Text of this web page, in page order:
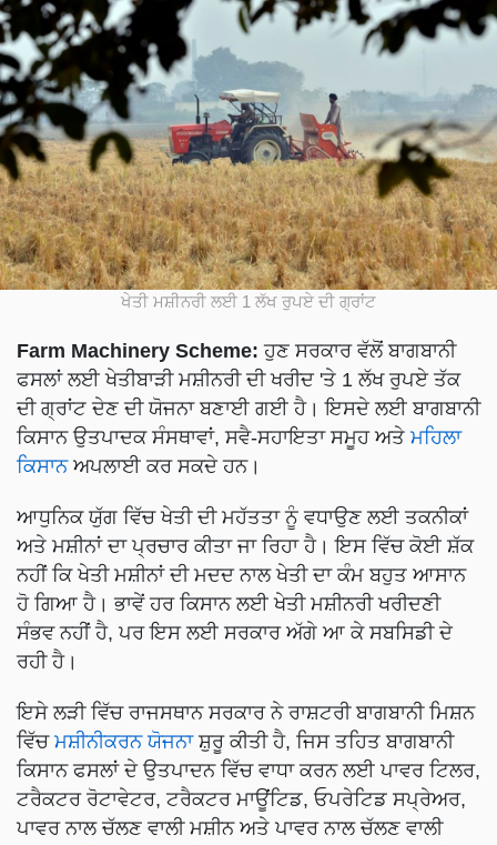
ਖੇਤੀ ਮਸ਼ੀਨਰੀ ਲਈ 1 ਲੱਖ ਰੁਪਏ ਦੀ ਗ੍ਰਾਂਟ
Farm Machinery Scheme: ਹੁਣ ਸਰਕਾਰ ਵੱਲੋਂ ਬਾਗਬਾਨੀ
ਫਸਲਾਂ ਲਈ ਖੇਤੀਬਾੜੀ ਮਸ਼ੀਨਰੀ ਦੀ ਖਰੀਦ 'ਤੇ 1 ਲੱਖ ਰੁਪਏ ਤੱਕ
ਦੀ ਗ੍ਰਾਂਟ ਦੇਣ ਦੀ ਯੋਜਨਾ ਬਣਾਈ ਗਈ ਹੈ। ਇਸਦੇ ਲਈ ਬਾਗਬਾਨੀ
ਕਿਸਾਨ ਉਤਪਾਦਕ ਸੰਸਥਾਵਾਂ, ਸਵੈ-ਸਹਾਇਤਾ ਸਮੂਹ ਅਤੇ ਮਹਿਲਾ
ਕਿਸਾਨਅਪਲਾਈ ਕਰ ਸਕਦੇ ਹਨ।
ਆਧੁਨਿਕ ਯੁੱਗ ਵਿੱਚ ਖੇਤੀ ਦੀ ਮਹੱਤਤਾ ਨੂੰ ਵਧਾਉਣ ਲਈ ਤਕਨੀਕਾਂ
ਅਤੇ ਮਸ਼ੀਨਾਂ ਦਾ ਪ੍ਰਚਾਰ ਕੀਤਾ ਜਾ ਰਿਹਾ ਹੈ। ਇਸ ਵਿੱਚ ਕੋਈ ਸ਼ੱਕ
ਨਹੀਂ ਕਿ ਖੇਤੀ ਮਸ਼ੀਨਾਂ ਦੀ ਮਦਦ ਨਾਲ ਖੇਤੀ ਦਾ ਕੰਮ ਬਹੁਤ ਆਸਾਨ
ਹੋ ਗਿਆ ਹੈ। ਭਾਵੇਂ ਹਰ ਕਿਸਾਨ ਲਈ ਖੇਤੀ ਮਸ਼ੀਨਰੀ ਖਰੀਦਣੀ
ਸੰਭਵ ਨਹੀਂ ਹੈ, ਪਰ ਇਸ ਲਈ ਸਰਕਾਰ ਅੱਗੇ ਆ ਕੇ ਸਬਸਿਡੀ ਦੇ
ਰਹੀ ਹੈ।
ਇਸੇ ਲੜੀ ਵਿੱਚ ਰਾਜਸਥਾਨ ਸਰਕਾਰ ਨੇ ਰਾਸ਼ਟਰੀ ਬਾਗਬਾਨੀ ਮਿਸ਼ਨ
ਵਿੱਚ ਮਸ਼ੀਨੀਕਰਨ ਯੋਜਨਾਸ਼ੁਰੂ ਕੀਤੀ ਹੈ, ਜਿਸ ਤਹਿਤ ਬਾਗਬਾਨੀ
ਕਿਸਾਨ ਫਸਲਾਂ ਦੇ ਉਤਪਾਦਨ ਵਿੱਚ ਵਾਧਾ ਕਰਨ ਲਈ ਪਾਵਰ ਟਿਲਰ,
ਟਰੈਕਟਰ ਰੋਟਾਵੇਟਰ, ਟਰੈਕਟਰ ਮਾਊਂਟਿਡ, ਓਪਰੇਟਿਡ ਸਪ੍ਰੇਅਰ,
ਪਾਵਰ ਨਾਲ ਚੱਲਣ ਵਾਲੀ ਮਸ਼ੀਨ ਅਤੇ ਪਾਵਰ ਨਾਲ ਚੱਲਣ ਵਾਲੀ